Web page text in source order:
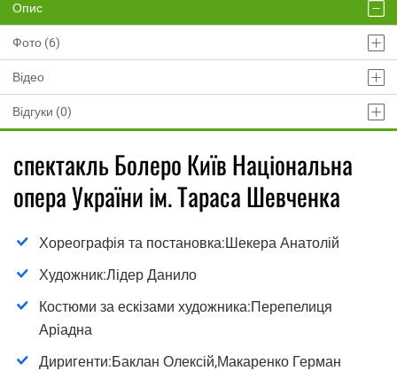
Опис
Фото (6)
Відео
Відгуки (0)
спектакль Болеро Київ Національна
опера України ім. Тараса Шевченка
Хореографія та постановка:Шекера Анатолій
Художник:Лідер Данило
Костюми за ескізами художника:Перепелиця
Аріадна
Диригенти:Баклан Олексій,Макаренко Герман